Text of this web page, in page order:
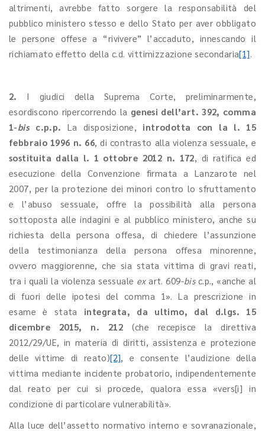
altrimenti, avrebbe fatto sorgere la responsabilità del
pubblico ministero stesso e dello Stato per aver obbligato
le persone offese a “rivivere” l’accaduto, innescando il
richiamato effetto della c.d. vittimizzazione secondaria[1].
2. I giudici della Suprema Corte, preliminarmente,
esordiscono ripercorrendo la genesi dell’art. 392, comma
1-bisc.p.p. La disposizione, introdotta con la l. 15
febbraio 1996 n. 66, di contrasto alla violenza sessuale, e
sostituita dalla l. 1 ottobre 2012 n. 172, di ratifica ed
esecuzione della Convenzione firmata a Lanzarote nel
2007, per la protezione dei minori contro lo sfruttamento
e l’abuso sessuale, offre la possibilità alla persona
sottoposta alle indagini e al pubblico ministero, anche su
richiesta della persona offesa, di chiedere l’assunzione
della testimonianza della persona offesa minorenne,
ovvero maggiorenne, che sia stata vittima di gravi reati,
tra i quali la violenza sessuale exart. 609-bisc.p., «anche al
di fuori delle ipotesi del comma 1». La prescrizione in
esame è stata integrata, da ultimo, dal d.lgs. 15
dicembre 2015, n. 212 (che recepisce la direttiva
2012/29/UE, in materia di diritti, assistenza e protezione
delle vittime di reato)[2], e consente l’audizione della
vittima mediante incidente probatorio, indipendentemente
dal reato per cui si procede, qualora essa «vers[i] in
condizione di particolare vulnerabilità».
Alla luce dell’assetto normativo interno e sovranazionale,